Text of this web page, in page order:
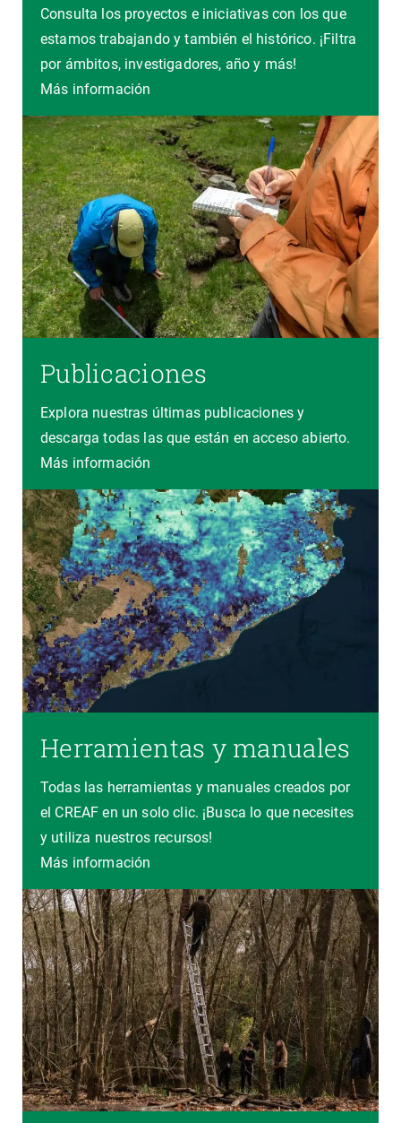
Consulta los proyectos e iniciativas con los que
estamos trabajando y también el histórico. ¡Filtra
por ámbitos, investigadores, año y más!
Más información
Publicaciones
Explora nuestras últimas publicaciones y
descarga todas las que están en acceso abierto.
Más información
Herramientas y manuales
Todas las herramientas y manuales creados por
el CREAF en un solo clic. ¡Busca lo que necesites
y utiliza nuestros recursos!
Más información